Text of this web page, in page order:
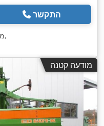
התקשר
,
מודעה קטנה